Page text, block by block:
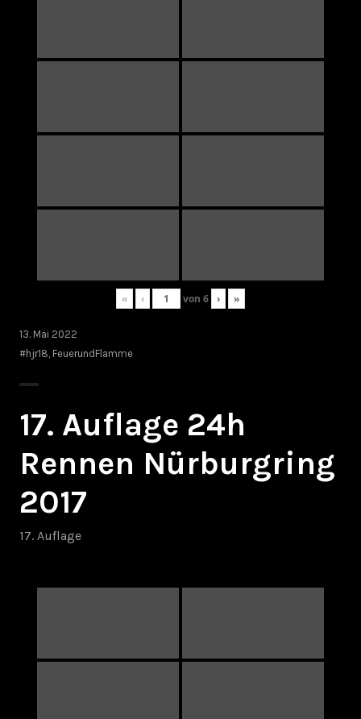
« ‹ von 6 › »
13. Mai 2022
#hjr18 FeuerundFlamme
17. Auflage 24h
Rennen Nürburgring
2017
17. Auflage